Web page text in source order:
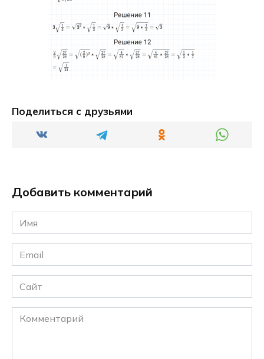
Поделиться с друзьями
Добавить комментарий
Имя
*
Email
*
Сайт
Комментарий